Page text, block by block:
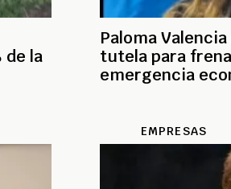
de la
Paloma
tutela para
emergencia
EMPRESAS